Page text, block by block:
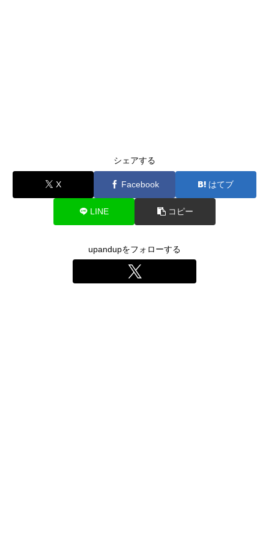
シェアする
X Facebook はてブ
LINE コピー
upandupをフォローする